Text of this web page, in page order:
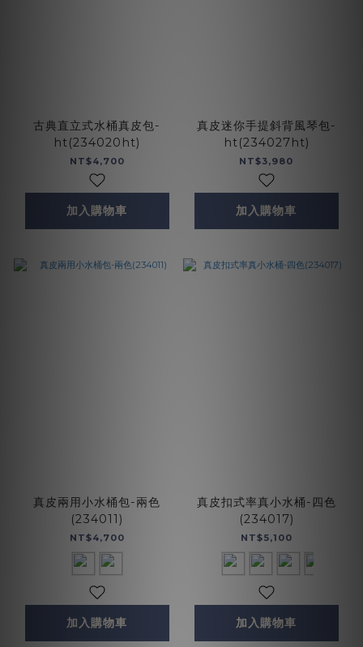
古典直立式水桶真皮包-
ht(234020ht)
NT$4,700
加入購物車
真皮迷你手提斜背風琴包-
ht(234027ht)
NT$3,980
加入購物車
真皮兩用小水桶包-兩色
(234011)
NT$4,700
加入購物車
真皮扣式率真小水桶-四色
(234017)
NT$5,100
加入購物車